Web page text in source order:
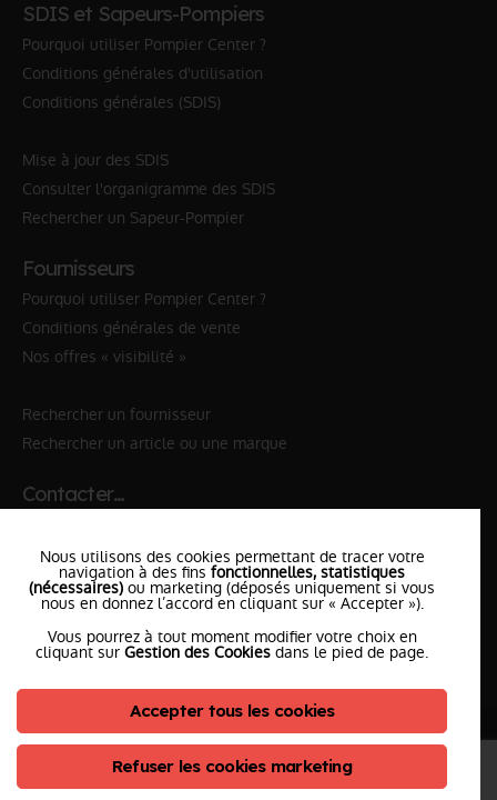
SDIS et Sapeurs-Pompiers
Pourquoi utiliser Pompier Center ?
Conditions générales d'utilisation
Conditions générales (SDIS)
Mise à jour des SDIS
Consulter l'organigramme des SDIS
Rechercher un Sapeur-Pompier
Fournisseurs
Pourquoi utiliser Pompier Center ?
Conditions générales de vente
Nos offres « visibilité »
Rechercher un fournisseur
Rechercher un article ou une marque
Contacter…
✆ 18№National Sapeurs-Pompiers
le SDISle plus proche
l'équipePompierCenter
©2026 Pompier Center • Mentions Légales •
Protection de vos données • Plan du Site
ClicConnect & Digicalys
Nous utilisons des cookies permettant de tracer votre
navigation à des fins fonctionnelles, statistiques
(nécessaires) ou marketing (déposés uniquement si vous
nous en donnez l’accord en cliquant sur « Accepter »).
Vous pourrez à tout moment modifier votre choix en
cliquant sur Gestion des Cookies dans le pied de page.
Accepter tous les cookies
Refuser les cookies marketing